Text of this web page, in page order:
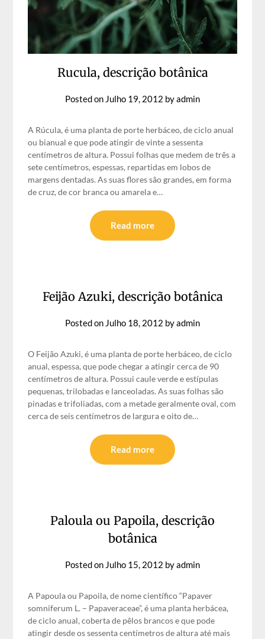
Rucula, descrição botânica
Posted on Julho 19, 2012 byadmin
A Rúcula, é uma planta de porte herbáceo, de ciclo anual
ou bianual e que pode atingir de vinte a sessenta
centímetros de altura. Possui folhas que medem de três a
sete centímetros, espessas, repartidas em lobos de
margens dentadas. As suas flores são grandes, em forma
de cruz, de cor branca ou amarela e…
Read more
Feijão Azuki, descrição botânica
Posted on Julho 18, 2012 byadmin
O Feijão Azuki, é uma planta de porte herbáceo, de ciclo
anual, espessa, que pode chegar a atingir cerca de 90
centímetros de altura. Possui caule verde e estípulas
pequenas, trilobadas e lanceoladas. As suas folhas são
pinadas e trifoliadas, com a metade geralmente oval, com
cerca de seis centímetros de largura e oito de…
Read more
Paloula ou Papoila, descrição
botânica
Posted on Julho 15, 2012 byadmin
A Papoula ou Papoila, de nome científico “Papaver
somniferum L. – Papaveraceae”, é uma planta herbácea,
de ciclo anual, coberta de pêlos brancos e que pode
atingir desde os sessenta centímetros de altura até mais